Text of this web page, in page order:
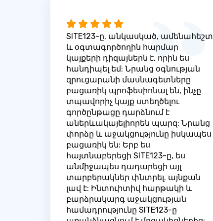
SITE123-ը, անկասկած, ամենահեշտ
և օգտագործողին հարմար
կայքերի դիզայներն է, որին ես
հանդիպել եմ: Նրանց օգնության
զրուցարանի մասնագետները
բացառիկ պրոֆեսիոնալ են, ինչը
տպավորիչ կայք ստեղծելու
գործընթացը դարձնում է
աներևակայելիորեն պարզ: Նրանց
փորձը և աջակցությունը իսկապես
բացառիկ են: Երբ ես
հայտնաբերեցի SITE123-ը, ես
անմիջապես դադարեցի այլ
տարբերակներ փնտրել. այնքան
լավ է: Ինտուիտիվ հարթակի և
բարձրակարգ աջակցության
համադրությունը SITE123-ը